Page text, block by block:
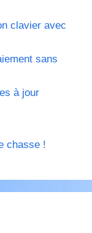
clavier avec
sans
à jour
chasse !